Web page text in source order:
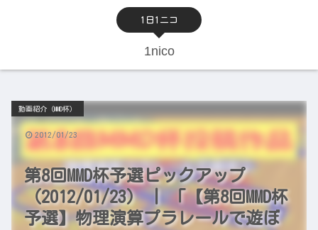
1日1ニコ
1nico
第8回MMD杯予選ピックアップ
（2012/01/23） | 「【第8回MMD杯
予選】物理演算プラレールで遊ぼ
動画紹介（MMD杯）
2012/01/23